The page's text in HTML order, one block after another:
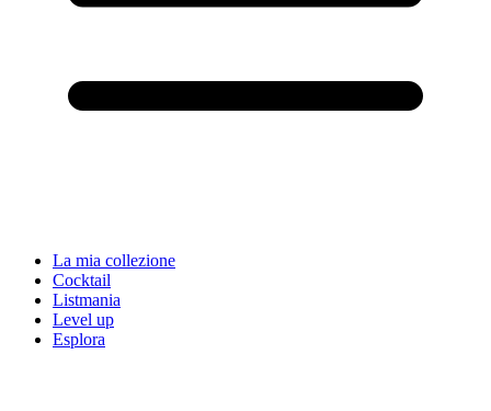
La mia collezione
Cocktail
Listmania
Level up
Esplora